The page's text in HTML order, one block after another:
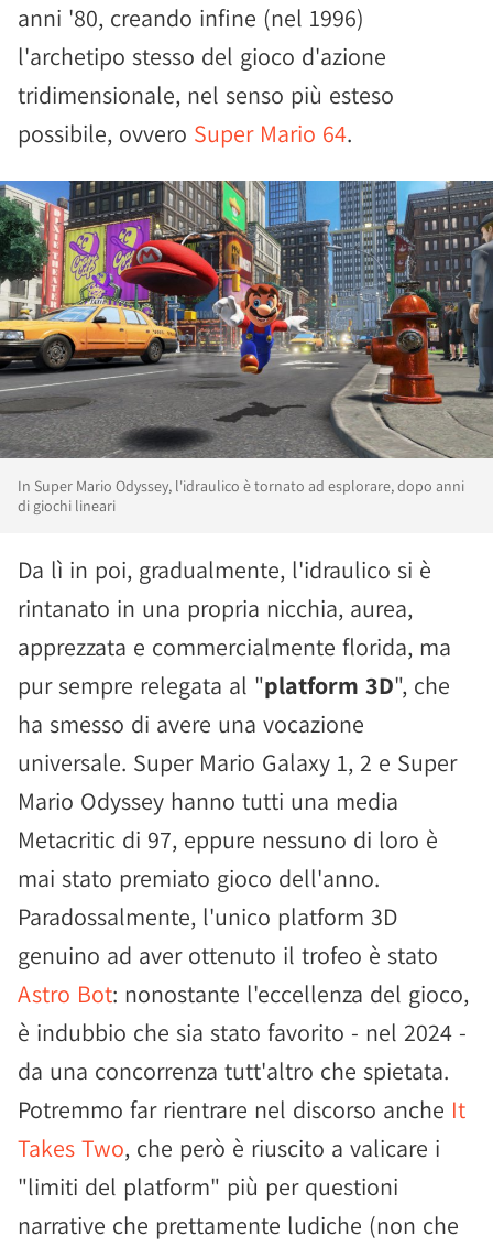
anni '80, creando infine (nel 1996)
l'archetipo stesso del gioco d'azione
tridimensionale, nel senso più esteso
possibile, ovvero Super Mario 64.
In Super Mario Odyssey, l'idraulico è tornato ad esplorare, dopo anni
di giochi lineari
Da lì in poi, gradualmente, l'idraulico si è
rintanato in una propria nicchia, aurea,
apprezzata e commercialmente florida, ma
pur sempre relegata al "platform 3D", che
ha smesso di avere una vocazione
universale. Super Mario Galaxy 1, 2 e Super
Mario Odyssey hanno tutti una media
Metacritic di 97, eppure nessuno di loro è
mai stato premiato gioco dell'anno.
Paradossalmente, l'unico platform 3D
genuino ad aver ottenuto il trofeo è stato
Astro Bot: nonostante l'eccellenza del gioco,
è indubbio che sia stato favorito - nel 2024 -
da una concorrenza tutt'altro che spietata.
Potremmo far rientrare nel discorso anche It
Takes Two, che però è riuscito a valicare i
"limiti del platform" più per questioni
narrative che prettamente ludiche (non che